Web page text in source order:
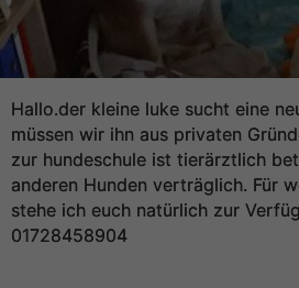
Hallo.der kleine luke sucht eine
müssen wir ihn aus privaten
zur hundeschule ist tierärztlich
anderen Hunden verträglich. Für
stehe ich euch natürlich zur
01728458904